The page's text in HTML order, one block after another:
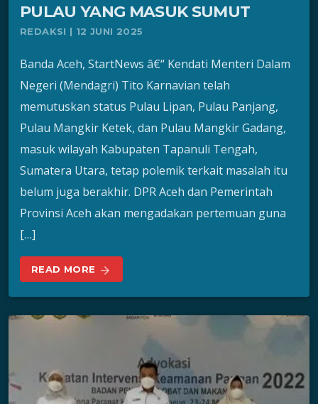
PULAU YANG MASUK SUMUT
REDAKSI | 12 JUNI 2025
Banda Aceh, StartNews â€“ Kendati Menteri Dalam
Negeri (Mendagri) Tito Karnavian telah
memutuskan status Pulau Lipan, Pulau Panjang,
Pulau Mangkir Ketek, dan Pulau Mangkir Gadang,
masuk wilayah Kabupaten Tapanuli Tengah,
Sumatera Utara, tetap polemik terkait masalah itu
belum juga berakhir. DPR Aceh dan Pemerintah
Provinsi Aceh akan mengadakan pertemuan guna
[…]
READ MORE arrow_forward